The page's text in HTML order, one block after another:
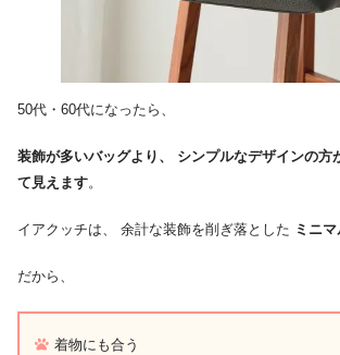
50代・60代になったら、
装飾が多いバッグより、 シンプルなデザインの方
て見えます。
イアクッチは、 余計な装飾を削ぎ落とした ミニ
だから、
着物にも合う